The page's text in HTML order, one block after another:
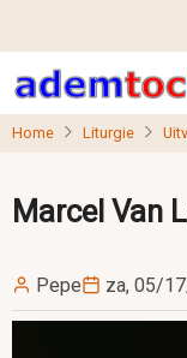
naar
de
inhoud
Home Liturgie
Marcel Van
Pepe za, 05/